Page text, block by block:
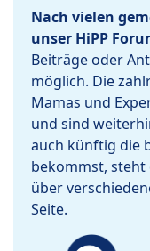
Nach vielen
unser HiPP
Beiträge oder
möglich. Die
Mamas und
und sind
auch künftig die
bekommst,
über
Seite.